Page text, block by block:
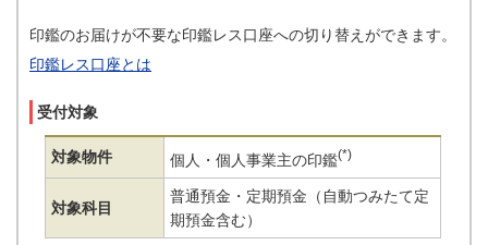
印鑑のお届けが不要な印鑑レス口座への切り替えができます。
印鑑レス口座とは
受付対象
対象物件 個人・個人事業主の印鑑(*)
対象科目
普通預金・定期預金（自動つみたて定
期預金含む）